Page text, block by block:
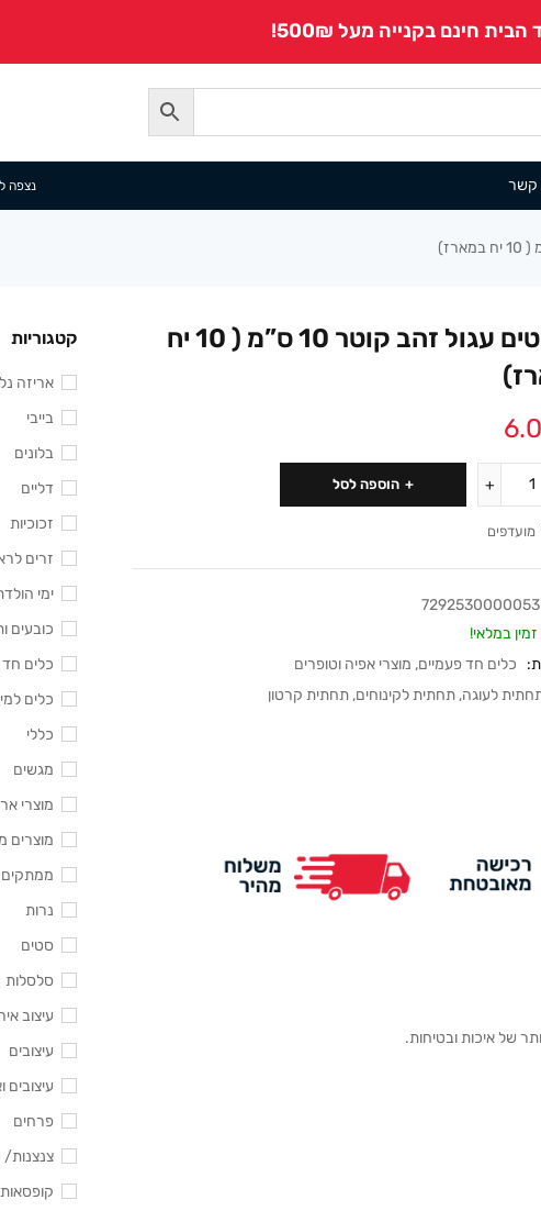
חינם בקנייה מעל 500₪!
קשר נצפה
מנג’טים עגול זהב קוטר 10 ס”מ ( 10 יח
הוספה לסל
מועדפים
7292530000053
זמין במלאי!
כלים חד פעמיים, מוצרי אפיה וטופרים
לעוגה, תחתית לקינוחים, תחתית קרטון
של איכות ובטיחות.
קטגוריות
אריזה
בייבי
בלונים
דליים
זכוכיות
זרים
ימי
כובעים
כלים חד
כלים
כללי
מגשים
מוצרי
מוצרים
ממתקים
נרות
סטים
סלסלות
עיצוב
עיצובים
עיצובים
פרחים
קופסאות